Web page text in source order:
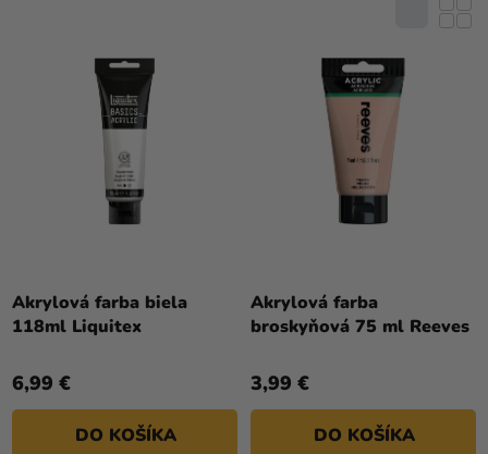
T
O
Akrylová farba biela
118ml Liquitex
6,99 €
DO KOŠÍKA
Akrylová farba
broskyňová 75 ml Reeves
3,99 €
DO KOŠÍKA